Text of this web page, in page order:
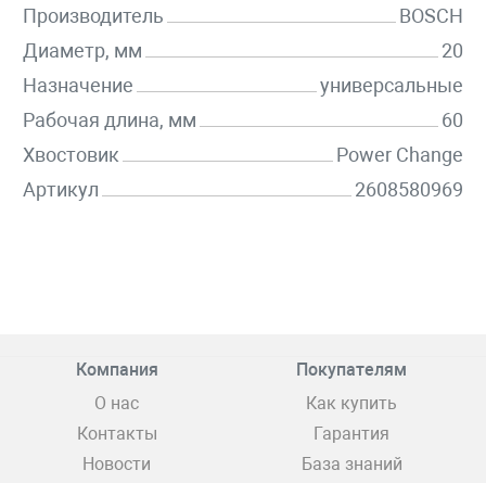
Производитель
BOSCH
Диаметр, мм
20
Назначение
универсальные
Рабочая длина, мм
60
Хвостовик
Power Change
Артикул
2608580969
Компания
О нас
Контакты
Новости
Покупателям
Как купить
Гарантия
База знаний